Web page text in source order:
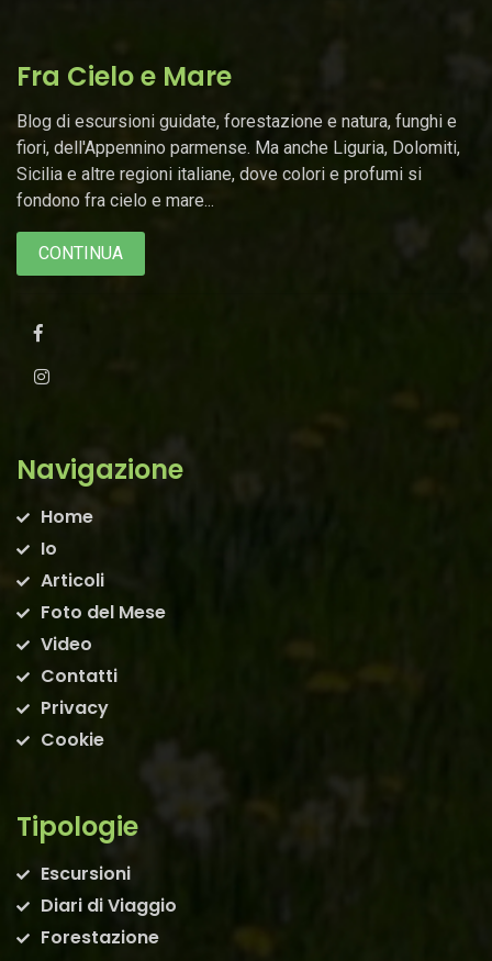
Fra Cielo e Mare
Blog di escursioni guidate, forestazione e natura, funghi e
fiori, dell'Appennino parmense. Ma anche Liguria, Dolomiti,
Sicilia e altre regioni italiane, dove colori e profumi si
fondono fra cielo e mare...
CONTINUA
Navigazione
Home
Io
Articoli
Foto del Mese
Video
Contatti
Privacy
Cookie
Tipologie
Escursioni
Diari di Viaggio
Forestazione